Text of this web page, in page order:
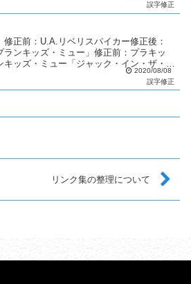
誤字修正
修正前：U.A.リベリスパイカー修正後：
ンキッズ・ミュー」修正前：プラキッ
キッズ・ミュー「ジャック・イン・ザ・ハ
2020/08/08
誤字修正
リンク集の整理について